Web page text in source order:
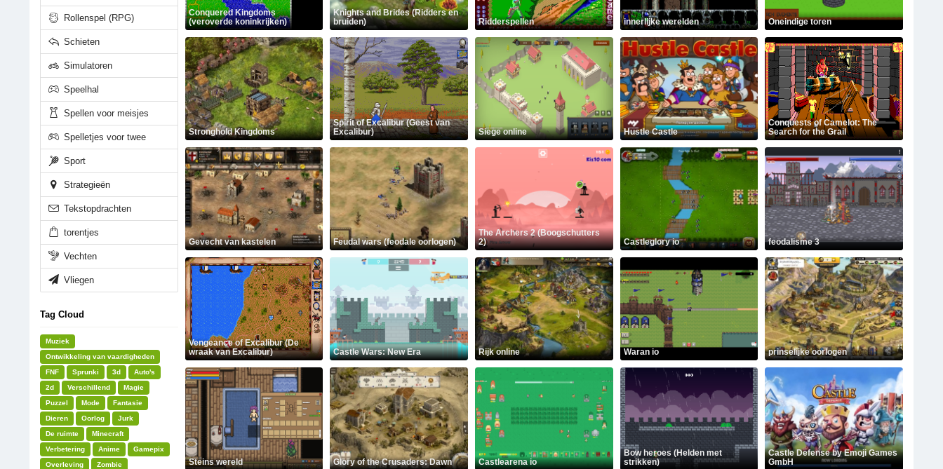
Rollenspel (RPG)
Schieten
Simulatoren
Speelhal
Spellen voor meisjes
Spelletjes voor twee
Sport
Strategieën
Tekstopdrachten
torentjes
Vechten
Vliegen
Tag Cloud
Muziek
Ontwikkeling van vaardigheden
FNF
Sprunki 3d
Auto's
2d
Verschillend
Magie
Puzzel
Mode
Fantasie
Dieren
Oorlog
Jurk
De ruimte
Minecraft
Verbetering
Anime
Gamepix
Overleving
Zombie
Conquered Kingdoms
(veroverde koninkrijken)
Knights and Brides (Ridders en
bruiden)
Ridderspellen innerlijke werelden Oneindige toren
Stronghold Kingdoms
Spirit of Excalibur (Geest van
Excalibur)
Siege online Hustle Castle
Conquests of Camelot: The
Search for the Grail
Gevecht van kastelen Feudal wars (feodale oorlogen)
The Archers 2 (Boogschutters
2)
Castleglory io feodalisme 3
Vengeance of Excalibur (De
wraak van Excalibur)
Castle Wars: New Era Rijk online Waran io prinselijke oorlogen
Steins wereld Glory of the Crusaders: Dawn Castlearena io
Bow heroes (Helden met
strikken)
Castle Defense by Emoji Games
GmbH